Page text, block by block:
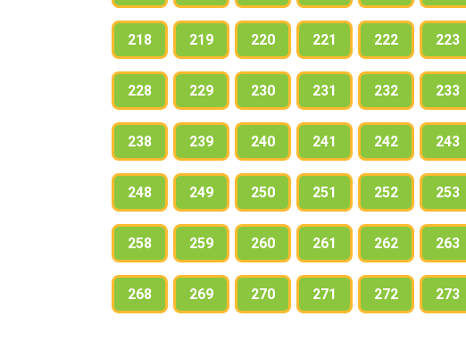
218 219 220 221 222 223
228 229 230 231 232 233
238 239 240 241 242 243
248 249 250 251 252 253
258 259 260 261 262 263
268 269 270 271 272 273